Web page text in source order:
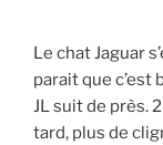
Le chat Jaguar
parait que c’est
JL suit de près.
tard, plus de